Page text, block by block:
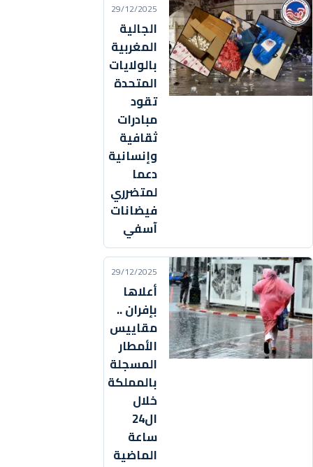
29/12/2025
الجالية
المغربية
بالولايات
المتحدة
تقود
مبادرات
ثقافية
وإنسانية
دعما
لمتضرري
فيضانات
آسفي
29/12/2025
أعلاها
بإفران ..
مقاييس
الأمطار
المسجلة
بالمملكة
خلال
ال24
ساعة
الماضية